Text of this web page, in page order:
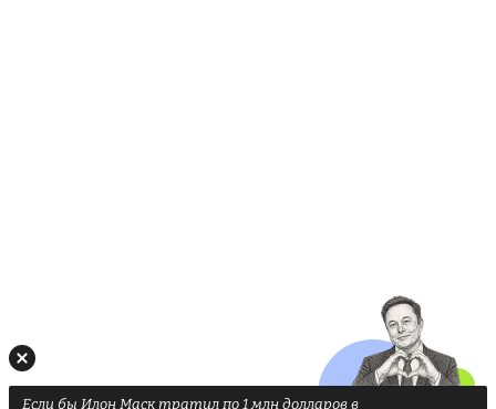
Если бы Илон Маск тратил по 1 млн долларов в